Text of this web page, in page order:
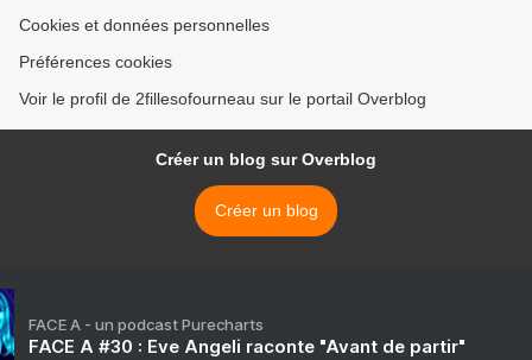
Cookies et données personnelles
Préférences cookies
Voir le profil de 2fillesofourneau sur le portail Overblog
Créer un blog sur Overblog
Créer un blog
FACE A - un podcast Purecharts
FACE A #30 : Eve Angeli raconte "Avant de partir"